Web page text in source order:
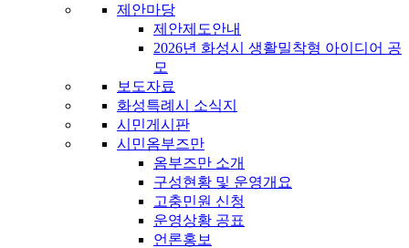
제안마당
제안제도안내
2026년 화성시 생활밀착형 아이디어 공
모
보도자료
화성특례시 소식지
시민게시판
시민옴부즈만
옴부즈만 소개
구성현황 및 운영개요
고충민원 신청
운영상황 공표
언론홍보